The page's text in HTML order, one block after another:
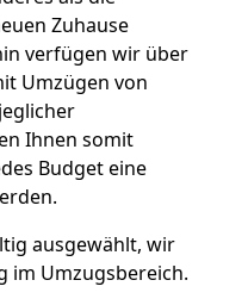
Zuhause
verfügen wir über
Umzügen von
Ihnen somit
Budget eine
ausgewählt, wir
im Umzugsbereich.